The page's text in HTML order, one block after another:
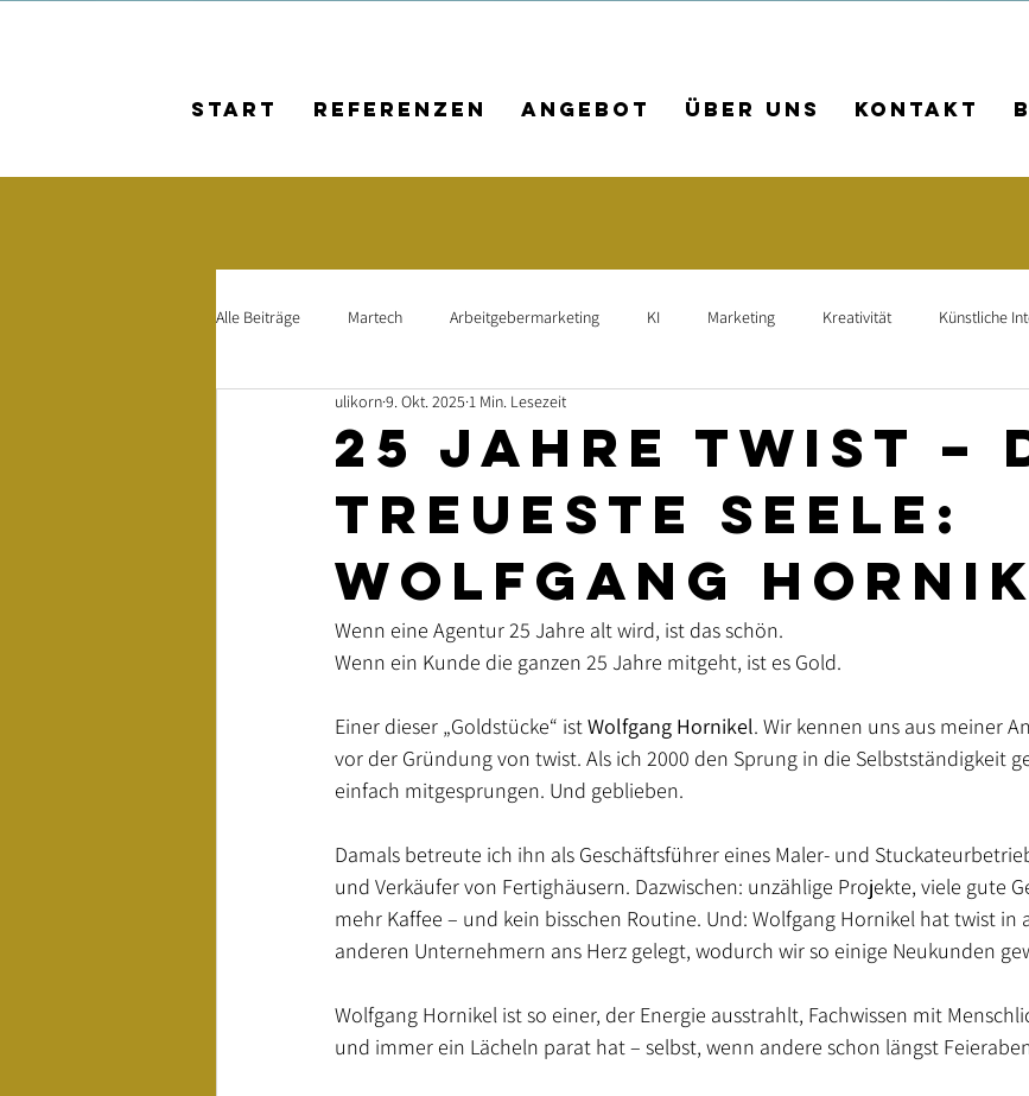
Start Referenzen Angebot Über uns Kontakt
Alle Beiträge Martech Arbeitgebermarketing KI Marketing Kreativität Künstliche
Kundenbeziehungen Mitarbeiterführung
Social Media Social-Media-Kampagne Leadgenerierung Mitarbeiterfindung
Webentwicklung Agenturjubiläum
25 Jahre twist –
Treueste Seele:
Wolfgang
ulikorn9. Okt. 2025 1 Min. Lesezeit
Wenn eine Agentur 25 Jahre alt wird, ist das schön.
Wenn ein Kunde die ganzen 25 Jahre mitgeht, ist es Gold.
Einer dieser „Goldstücke“ ist Wolfgang Hornikel. Wir kennen uns aus meiner
vor der Gründung von twist. Als ich 2000 den Sprung in die Selbstständigkeit
einfach mitgesprungen. Und geblieben.
Damals betreute ich ihn als Geschäftsführer eines Maler- und
und Verkäufer von Fertighäusern. Dazwischen: unzählige Projekte, viele gute
mehr Kaffee – und kein bisschen Routine. Und: Wolfgang Hornikel hat twist in
anderen Unternehmern ans Herz gelegt, wodurch wir so einige Neukunden
Wolfgang Hornikel ist so einer, der Energie ausstrahlt, Fachwissen mit
und immer ein Lächeln parat hat – selbst, wenn andere schon längst